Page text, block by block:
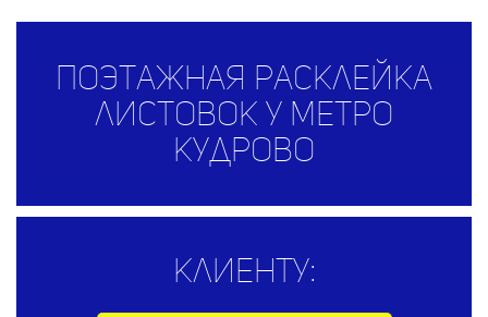
Поэтажная расклейка
листовок у метро
Кудрово
Клиенту: